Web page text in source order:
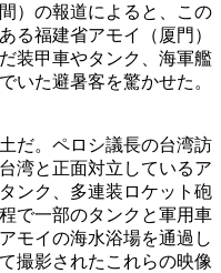
）の報道によると、この
る福建省アモイ（厦門）
装甲車やタンク、海軍艦
いた避暑客を驚かせた。
だ。ペロシ議長の台湾訪
湾と正面対立しているア
ンク、多連装ロケット砲
で一部のタンクと軍用車
モイの海水浴場を通過し
撮影されたこれらの映像